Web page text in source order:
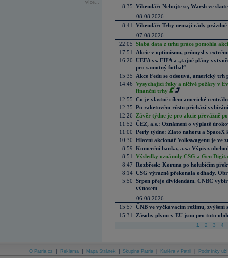
více...
8:35 Víkendář: Nebojte se, Warsh ve
08.08.2026
8:41
Víkendář: Trhy nemají rády prázdné
07.08.2026
22:05 Slabá data z trhu práce pomohla
17:51
Akcie v optimismu, průmysl v
16:20 UEFA vs. FIFA a „tajné plány
pro samotný fotbal“
15:35
Akce Fedu se odsouvá, americký
14:46 Vysychající řeky a ničivé požáry v
finanční trhy
12:55 Co je vlastně cílem americké
12:35 Po raketovém růstu přichází
12:26
Závěr týdne je pro akcie převážně
11:52 ČEZ, a.s.: Oznámení o výplatě
11:00 Perly týdne: Zlato nahoru a SpaceX
10:30 Hlavní akcionář Volkswagenu je ve
8:59 Komerční banka, a.s.: Výpis z
8:51
Výsledky oznámily CSG a Gen
8:47 Rozbřesk: Koruna po holubičím
8:14 CSG výrazně překonala odhady.
5:50 Srpen přeje dividendám. CNBC
výnosem
06.08.2026
15:57 ČNB ve vyčkávacím režimu, zvýšení
15:31
Zásoby plynu v EU jsou pro toto
1 2 3 4
O Patria.cz Reklama Mapa Stránek Skupina Patria Kariéra v Patrii Podmínky